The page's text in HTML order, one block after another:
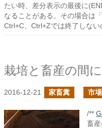
たい時、差分表示の最後に
なることがある。その場合は
Ctrl+C、Ctrl+Zでは終了しない
栽培と畜産の間
2016-12-21 家畜糞 市場
/**
畜